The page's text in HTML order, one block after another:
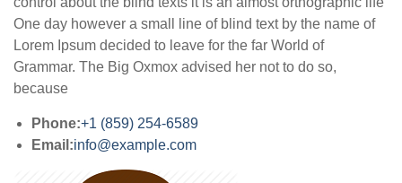
One day however a small line of blind text by the name of
Lorem Ipsum decided to leave for the far World of
Grammar. The Big Oxmox advised her not to do so,
because
Phone:+1 (859) 254-6589
Email:info@example.com